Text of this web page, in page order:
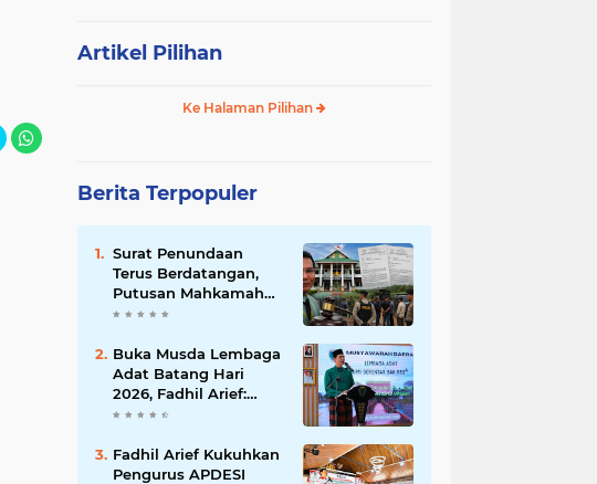
Artikel Pilihan
Ke Halaman Pilihan
Berita Terpopuler
Surat Penundaan
Terus Berdatangan,
Putusan Mahkamah
Agung Sudah Final,
Belum Dilaksanakan?
Buka Musda Lembaga
Adat Batang Hari
2026, Fadhil Arief:
Adat Adalah Benteng
Muda
Fadhil Arief Kukuhkan
Pengurus APDESI